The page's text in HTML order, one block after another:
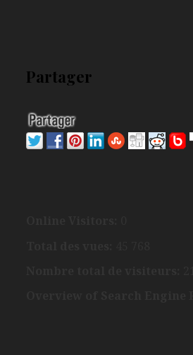
Partager